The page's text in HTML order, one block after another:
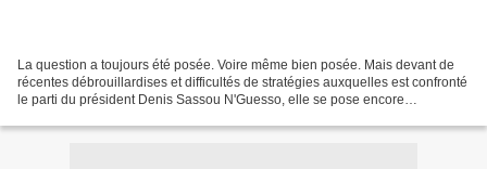
La question a toujours été posée. Voire même bien posée. Mais devant de
récentes débrouillardises et difficultés de stratégies auxquelles est confronté
le parti du président Denis Sassou N'Guesso, elle se pose encore